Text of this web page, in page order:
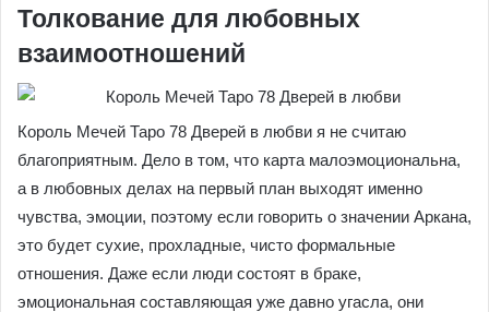
Толкование для любовных
взаимоотношений
Король Мечей Таро 78 Дверей в любви я не считаю
благоприятным. Дело в том, что карта малоэмоциональна,
а в любовных делах на первый план выходят именно
чувства, эмоции, поэтому если говорить о значении Аркана,
это будет сухие, прохладные, чисто формальные
отношения. Даже если люди состоят в браке,
эмоциональная составляющая уже давно угасла, они